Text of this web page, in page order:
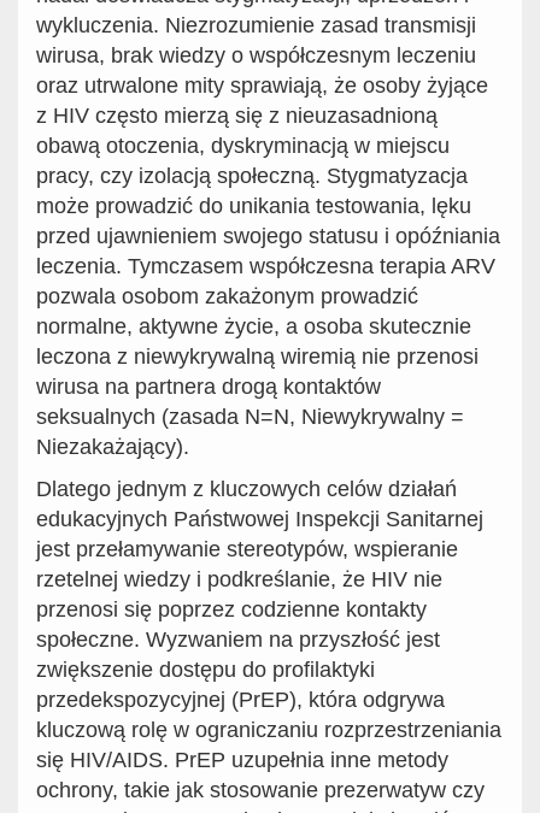
wykluczenia. Niezrozumienie zasad transmisji
wirusa, brak wiedzy o współczesnym leczeniu
oraz utrwalone mity sprawiają, że osoby żyjące
z HIV często mierzą się z nieuzasadnioną
obawą otoczenia, dyskryminacją w miejscu
pracy, czy izolacją społeczną. Stygmatyzacja
może prowadzić do unikania testowania, lęku
przed ujawnieniem swojego statusu i opóźniania
leczenia. Tymczasem współczesna terapia ARV
pozwala osobom zakażonym prowadzić
normalne, aktywne życie, a osoba skutecznie
leczona z niewykrywalną wiremią nie przenosi
wirusa na partnera drogą kontaktów
seksualnych (zasada N=N, Niewykrywalny =
Niezakażający).
Dlatego jednym z kluczowych celów działań
edukacyjnych Państwowej Inspekcji Sanitarnej
jest przełamywanie stereotypów, wspieranie
rzetelnej wiedzy i podkreślanie, że HIV nie
przenosi się poprzez codzienne kontakty
społeczne. Wyzwaniem na przyszłość jest
zwiększenie dostępu do profilaktyki
przedekspozycyjnej (PrEP), która odgrywa
kluczową rolę w ograniczaniu rozprzestrzeniania
się HIV/AIDS. PrEP uzupełnia inne metody
ochrony, takie jak stosowanie prezerwatyw czy